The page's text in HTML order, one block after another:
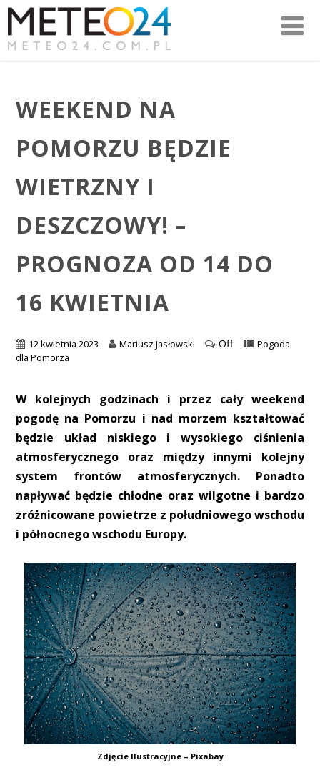
WEEKEND NA
POMORZU BĘDZIE
WIETRZNY I
DESZCZOWY! –
PROGNOZA OD 14 DO
16 KWIETNIA
12 kwietnia 2023 Mariusz Jasłowski Off
Pogoda
dla Pomorza
W kolejnych godzinach i przez cały weekend
pogodę na Pomorzu i nad morzem kształtować
będzie układ niskiego i wysokiego ciśnienia
atmosferycznego oraz między innymi kolejny
system frontów atmosferycznych. Ponadto
napływać będzie chłodne oraz wilgotne i bardzo
zróżnicowane powietrze z południowego wschodu
i północnego wschodu Europy.
Zdjęcie Ilustracyjne – Pixabay